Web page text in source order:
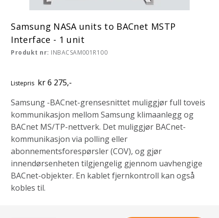
Samsung NASA units to BACnet MSTP
Interface - 1 unit
Produkt nr: INBACSAM001R100
Listepris kr 6 275,-
Samsung -BACnet-grensesnittet muliggjør full toveis
kommunikasjon mellom Samsung klimaanlegg og
BACnet MS/TP-nettverk. Det muliggjør BACnet-
kommunikasjon via polling eller
abonnementsforespørsler (COV), og gjør
innendørsenheten tilgjengelig gjennom uavhengige
BACnet-objekter. En kablet fjernkontroll kan også
kobles til.